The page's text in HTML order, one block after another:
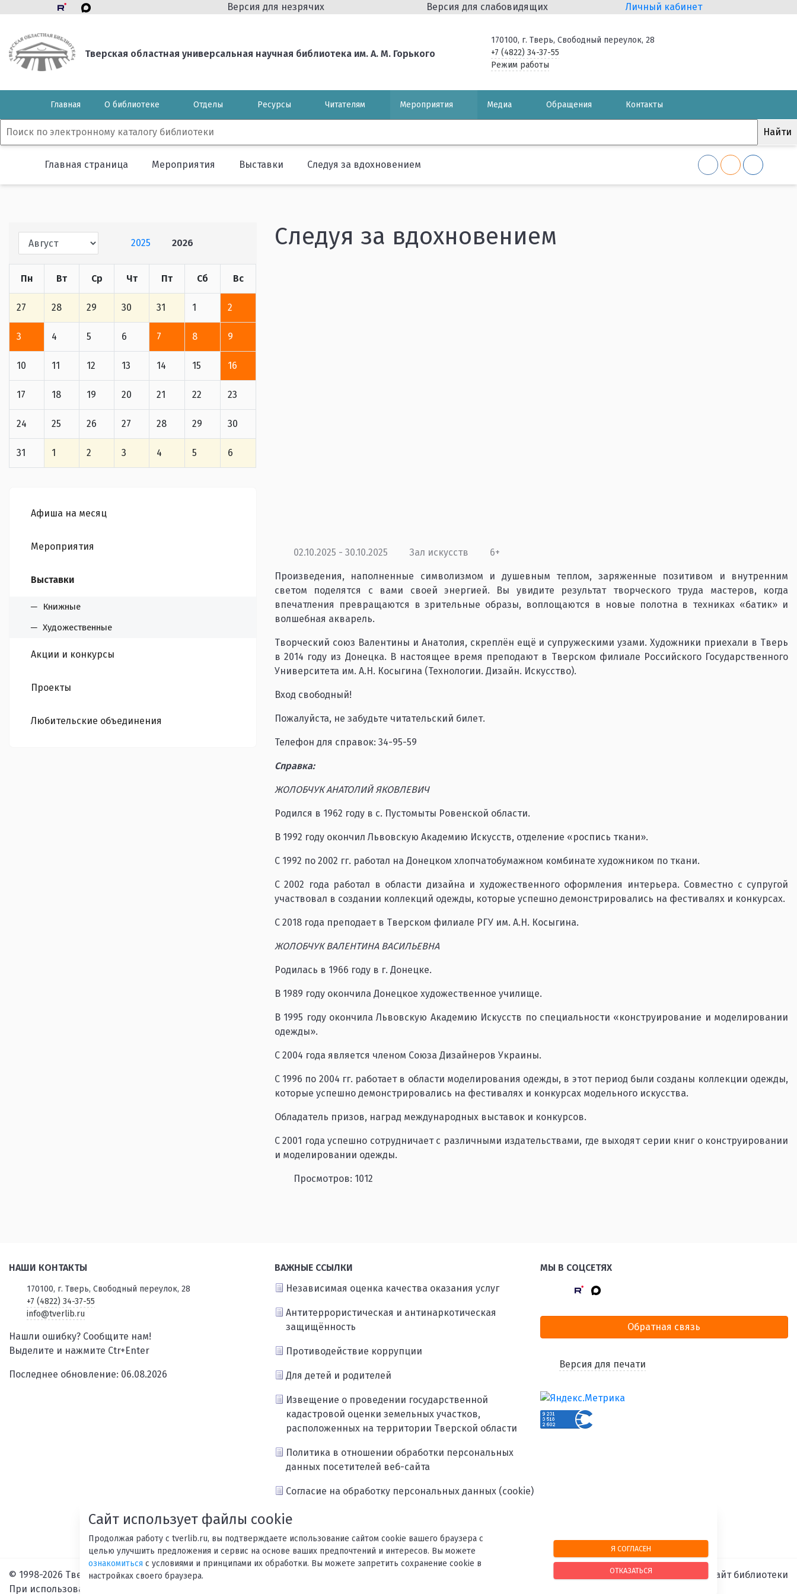
Версия для незрячих Версия для слабовидящих Личный кабинет
Тверская областная универсальная научная библиотека им. А. М. Горького
170100, г. Тверь, Свободный переулок, 28
+7 (4822) 34-37-55
Режим работы
Главная О библиотеке Отделы Ресурсы Читателям Мероприятия Медиа Обращения Контакты
Главная страница Мероприятия Выставки Следуя за вдохновением
2025 2026
Пн Вт Ср Чт Пт Сб Вс
27 28 29 30 31 1 2
3 4 5 6 7 8 9
10 11 12 13 14 15 16
17 18 19 20 21 22 23
24 25 26 27 28 29 30
31 1 2 3 4 5 6
Афиша на месяц
Мероприятия
Выставки
Книжные
Художественные
Акции и конкурсы
Проекты
Любительские объединения
Следуя за вдохновением
02.10.2025 - 30.10.2025 Зал искусств 6+
Произведения, наполненные символизмом и душевным теплом, заряженные позитивом и внутренним
светом поделятся с вами своей энергией. Вы увидите результат творческого труда мастеров, когда
впечатления превращаются в зрительные образы, воплощаются в новые полотна в техниках «батик» и
волшебная акварель.
Творческий союз Валентины и Анатолия, скреплён ещё и супружескими узами. Художники приехали в Тверь
в 2014 году из Донецка. В настоящее время преподают в Тверском филиале Российского Государственного
Университета им. А.Н. Косыгина (Технологии. Дизайн. Искусство).
Вход свободный!
Пожалуйста, не забудьте читательский билет.
Телефон для справок: 34-95-59
Справка:
ЖОЛОБЧУК АНАТОЛИЙ ЯКОВЛЕВИЧ
Родился в 1962 году в с. Пустомыты Ровенской области.
В 1992 году окончил Львовскую Академию Искусств, отделение «роспись ткани».
С 1992 по 2002 гг. работал на Донецком хлопчатобумажном комбинате художником по ткани.
С 2002 года работал в области дизайна и художественного оформления интерьера. Совместно с супругой
участвовал в создании коллекций одежды, которые успешно демонстрировались на фестивалях и конкурсах.
С 2018 года преподает в Тверском филиале РГУ им. А.Н. Косыгина.
ЖОЛОБЧУК ВАЛЕНТИНА ВАСИЛЬЕВНА
Родилась в 1966 году в г. Донецке.
В 1989 году окончила Донецкое художественное училище.
В 1995 году окончила Львовскую Академию Искусств по специальности «конструирование и моделировании
одежды».
С 2004 года является членом Союза Дизайнеров Украины.
С 1996 по 2004 гг. работает в области моделирования одежды, в этот период были созданы коллекции одежды,
которые успешно демонстрировались на фестивалях и конкурсах модельного искусства.
Обладатель призов, наград международных выставок и конкурсов.
С 2001 года успешно сотрудничает с различными издательствами, где выходят серии книг о конструировании
и моделировании одежды.
Просмотров: 1012
НАШИ КОНТАКТЫ
170100, г. Тверь, Свободный переулок, 28
+7 (4822) 34-37-55
info@tverlib.ru
Нашли ошибку? Сообщите нам!
Выделите и нажмите Ctr+Enter
Последнее обновление: 06.08.2026
ВАЖНЫЕ ССЫЛКИ
Независимая оценка качества оказания услуг
Антитеррористическая и антинаркотическая
защищённость
Противодействие коррупции
Для детей и родителей
Извещение о проведении государственной
кадастровой оценки земельных участков,
расположенных на территории Тверской области
Политика в отношении обработки персональных
данных посетителей веб-сайта
Согласие на обработку персональных данных (cookie)
Карта сайта
МЫ В СОЦСЕТЯХ
Обратная связь
Версия для печати
© 1998-2026 Тверская областная библиотека им. А. М. Горького.
При использовании материалов сайта ссылка на ресурс обязательна.
SIMAI-SF4: Сайт библиотеки
Сайт использует файлы cookie
Продолжая работу с tverlib.ru, вы подтверждаете использование сайтом cookie вашего браузера с
целью улучшить предложения и сервис на основе ваших предпочтений и интересов. Вы можете
ознакомиться с условиями и принципами их обработки. Вы можете запретить сохранение cookie в
настройках своего браузера.
Я СОГЛАСЕН
ОТКАЗАТЬСЯ